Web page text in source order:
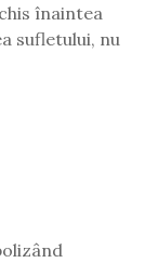
înaintea
sufletului, nu